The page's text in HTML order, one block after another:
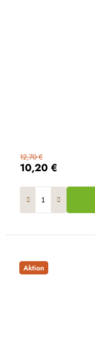
10,20 €
12,70 €
Aktion